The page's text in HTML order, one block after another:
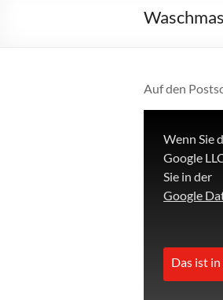
Auf den
Wenn Sie
Google
Sie in der
Google
Das ist